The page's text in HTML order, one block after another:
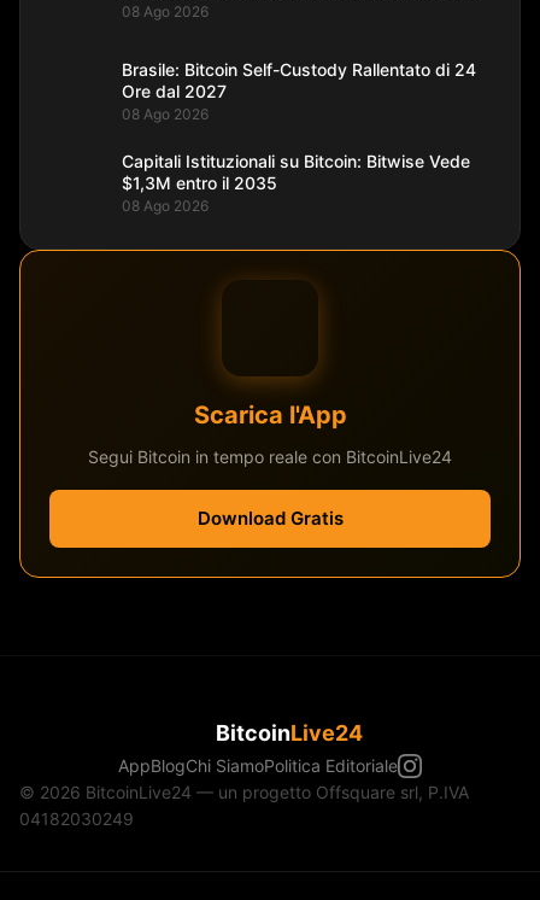
08 Ago 2026
Brasile: Bitcoin Self-Custody Rallentato di 24
Ore dal 2027
08 Ago 2026
Capitali Istituzionali su Bitcoin: Bitwise Vede
$1,3M entro il 2035
08 Ago 2026
Scarica l'App
Segui Bitcoin in tempo reale con BitcoinLive24
Download Gratis
BitcoinLive24
AppBlogChi SiamoPolitica Editoriale
© 2026 BitcoinLive24 — un progetto Offsquare srl, P.IVA
04182030249